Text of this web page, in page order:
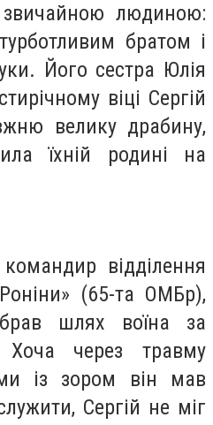
людиною:
братом і
Його сестра Юлія
віці Сергій
велику драбину,
їхній родині на
відділення
(65-та ОМБр),
шлях воїна за
через травму
із зором він мав
Сергій не міг